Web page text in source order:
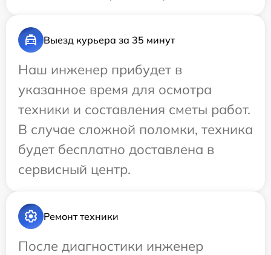
Выезд курьера за 35 минут
Наш инженер прибудет в
указанное время для осмотра
техники и составления сметы работ.
В случае сложной поломки, техника
будет бесплатно доставлена в
сервисный центр.
Ремонт техники
После диагностики инженер